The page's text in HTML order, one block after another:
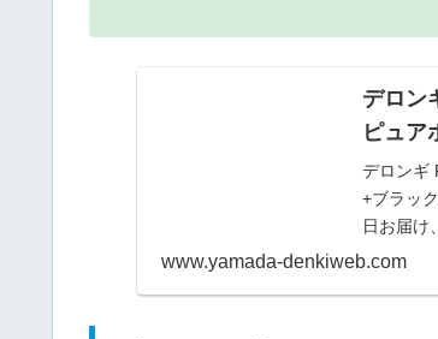
デロン
ピュア
デロンギ
+ブラッ
日お届け
www.yamada-denkiweb.com